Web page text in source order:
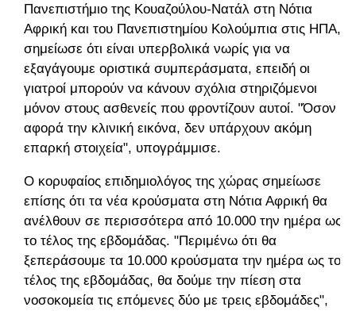
Πανεπιστήμιο της Κουαζούλου-Νατάλ στη Νότια
Αφρική και του Πανεπιστημίου Κολούμπια στις ΗΠΑ,
σημείωσε ότι είναι υπερβολικά νωρίς για να
εξαγάγουμε οριστικά συμπεράσματα, επειδή οι
γιατροί μπορούν να κάνουν σχόλια στηριζόμενοι
μόνον στους ασθενείς που φροντίζουν αυτοί. "Όσον
αφορά την κλινική εικόνα, δεν υπάρχουν ακόμη
επαρκή στοιχεία", υπογράμμισε.
Ο κορυφαίος επιδημιολόγος της χώρας σημείωσε
επίσης ότι τα νέα κρούσματα στη Νότια Αφρική θα
ανέλθουν σε περισσότερα από 10.000 την ημέρα ως
το τέλος της εβδομάδας. "Περιμένω ότι θα
ξεπεράσουμε τα 10.000 κρούσματα την ημέρα ως το
τέλος της εβδομάδας, θα δούμε την πίεση στα
νοσοκομεία τις επόμενες δύο με τρεις εβδομάδες",